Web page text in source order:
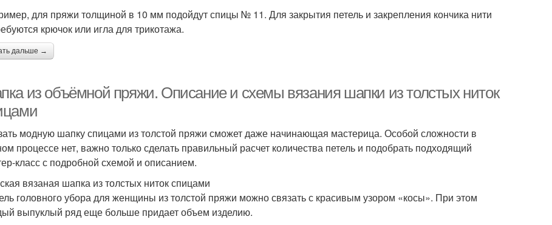
для пряжи толщиной в 10 мм подойдут спицы № 11. Для закрытия петель и закрепления кончика нити
крючок или игла для трикотажа.
дальше →
из объёмной пряжи. Описание и схемы вязания шапки из толстых ниток
модную шапку спицами из толстой пряжи сможет даже начинающая мастерица. Особой сложности в
процессе нет, важно только сделать правильный расчет количества петель и подобрать подходящий
класс с подробной схемой и описанием.
вязаная шапка из толстых ниток спицами
головного убора для женщины из толстой пряжи можно связать с красивым узором «косы». При этом
выпуклый ряд еще больше придает объем изделию.